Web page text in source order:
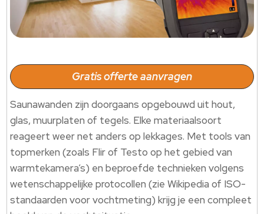
Gratis offerte aanvragen
Saunawanden zijn doorgaans opgebouwd uit hout,
glas, muurplaten of tegels. Elke materiaalsoort
reageert weer net anders op lekkages. Met tools van
topmerken (zoals Flir of Testo op het gebied van
warmtekamera’s) en beproefde technieken volgens
wetenschappelijke protocollen (zie Wikipedia of ISO-
standaarden voor vochtmeting) krijg je een compleet